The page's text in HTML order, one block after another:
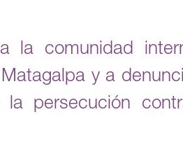
la comunidad
y a
la persecución